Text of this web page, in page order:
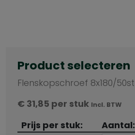
Product selecteren
Flenskopschroef 8x180/50st
€ 31,85 per stuk Incl. BTW
Prijs per stuk: Aantal: